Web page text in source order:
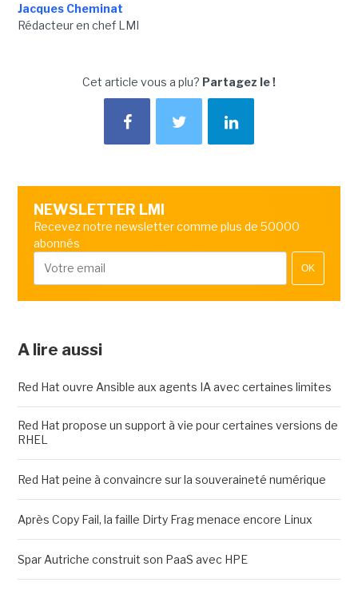
Jacques Cheminat
Rédacteur en chef LMI
Cet article vous a plu? Partagez le !
NEWSLETTER LMI
Recevez notre newsletter comme plus de 50000
abonnés
OK
A lire aussi
Red Hat ouvre Ansible aux agents IA avec certaines limites
Red Hat propose un support à vie pour certaines versions de
RHEL
Red Hat peine à convaincre sur la souveraineté numérique
Après Copy Fail, la faille Dirty Frag menace encore Linux
Spar Autriche construit son PaaS avec HPE